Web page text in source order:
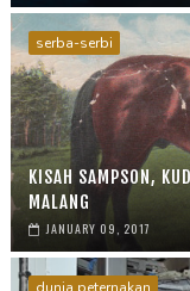
serba-serbi
KISAH SAMPSON,
MALANG
JANUARY 09, 2017